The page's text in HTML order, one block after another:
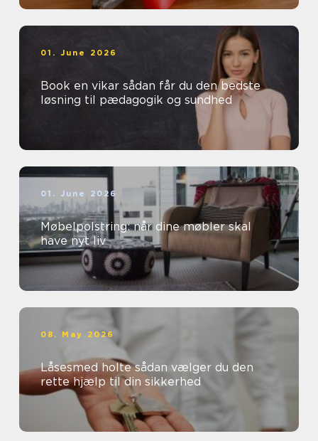
01. June 2026
Book en vikar sådan får du den bedste
løsning til pædagogik og sundhed
01. June 2026
Møbelpolstring: når dine møbler skal
have nyt liv
08. May 2026
Låsesmed holte sådan vælger du den
rette hjælp til din sikkerhed